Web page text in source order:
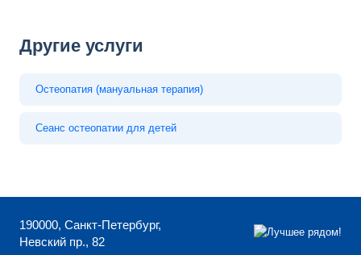
Другие услуги
Остеопатия (мануальная терапия)
Сеанс остеопатии для детей
190000, Санкт-Петербург,
Невский пр., 82